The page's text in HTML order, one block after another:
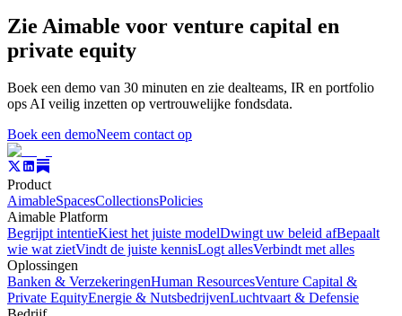
Zie Aimable voor venture capital en
private equity
Boek een demo van 30 minuten en zie dealteams, IR en portfolio
ops AI veilig inzetten op vertrouwelijke fondsdata.
Boek een demoNeem contact op
Product
AimableSpacesCollectionsPolicies
Aimable Platform
Begrijpt intentieKiest het juiste modelDwingt uw beleid afBepaalt
wie wat zietVindt de juiste kennisLogt allesVerbindt met alles
Oplossingen
Banken & VerzekeringenHuman ResourcesVenture Capital &
Private EquityEnergie & NutsbedrijvenLuchtvaart & Defensie